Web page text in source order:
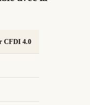
CFDI 4.0